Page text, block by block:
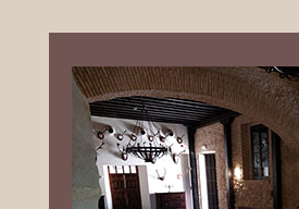
Salón del
Aforos: Aula: